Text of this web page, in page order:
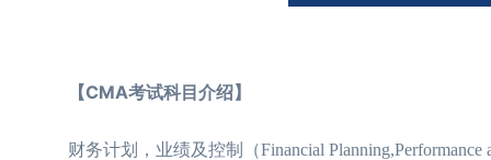
【CMA考试科目介绍】
财务计划，业绩及控制（Financial Planning,Performance